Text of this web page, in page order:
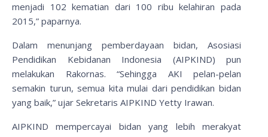
menjadi 102 kematian dari 100 ribu kelahiran pada
2015,” paparnya.
Dalam menunjang pemberdayaan bidan, Asosiasi
Pendidikan Kebidanan Indonesia (AIPKIND) pun
melakukan Rakornas. “Sehingga AKI pelan-pelan
semakin turun, semua kita mulai dari pendidikan bidan
yang baik,” ujar Sekretaris AIPKIND Yetty Irawan.
AIPKIND mempercayai bidan yang lebih merakyat